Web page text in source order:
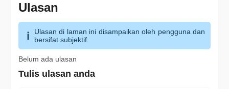
Ulasan
Ulasan di laman ini disampaikan oleh pengguna dan
bersifat subjektif.
Belum ada ulasan
Tulis ulasan anda